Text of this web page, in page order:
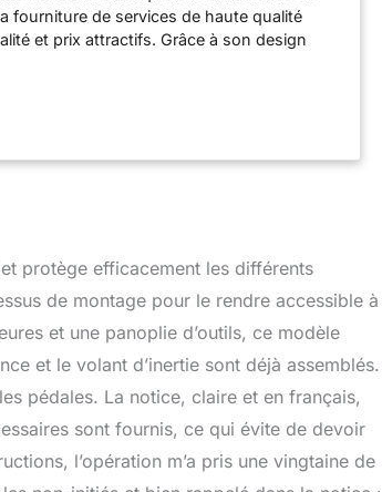
fourniture de services de haute qualité
et prix attractifs. Grâce à son design
fitness, appréciée des sportifs et des
𝗩𝗘́𝗟𝗢 𝗗𝗘 𝗙𝗜𝗧𝗡𝗘𝗦𝗦 𝗜𝗡𝗧𝗘𝗟𝗟𝗜𝗚𝗘𝗡𝗧
vélo avec votre smartphone ou votre
professionnel a été soigneusement
réglable en 6 directions pour tous les
professionnelle de réglage de pédale
facilitent le Mouvement des
une expérience de mouvement
𝗗𝗘 𝗟𝗔 𝗥𝗘́𝗦𝗜𝗦𝗧𝗔𝗡𝗖𝗘 𝗗𝗘 𝟬 𝗔̀ 𝟭𝟬𝟬%: ce
de résistance de 0 à 100% et est réglable
permet un réglage précis et
l'exercice est facile à contrôler et
aux amateurs de fitness avancés.
protège efficacement les différents
de montage pour le rendre accessible à
et une panoplie d’outils, ce modèle
et le volant d’inertie sont déjà assemblés.
pédales. La notice, claire et en français,
sont fournis, ce qui évite de devoir
l’opération m’a pris une vingtaine de